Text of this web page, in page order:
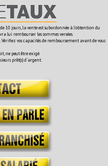
10 jours, la vente est subordonnée à l'obtention du
lui rembourser les sommes versées.
vos capacités de remboursement avant de vous
ne peut être exigé
prêt(s) d´argent.